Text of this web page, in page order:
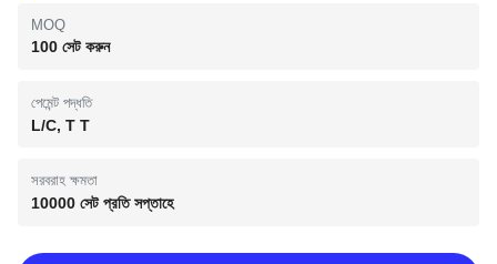
MOQ
100 সেট করুন
পেমেন্ট পদ্ধতি
L/C, T T
সরবরাহ ক্ষমতা
10000 সেট প্রতি সপ্তাহে